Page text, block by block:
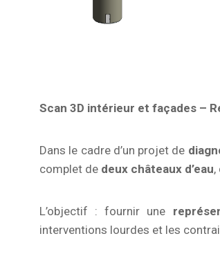
Scan 3D intérieur et façades –
Dans le cadre d’un projet de
complet de deux châteaux d’eau,
L’objectif : fournir une
interventions lourdes et les